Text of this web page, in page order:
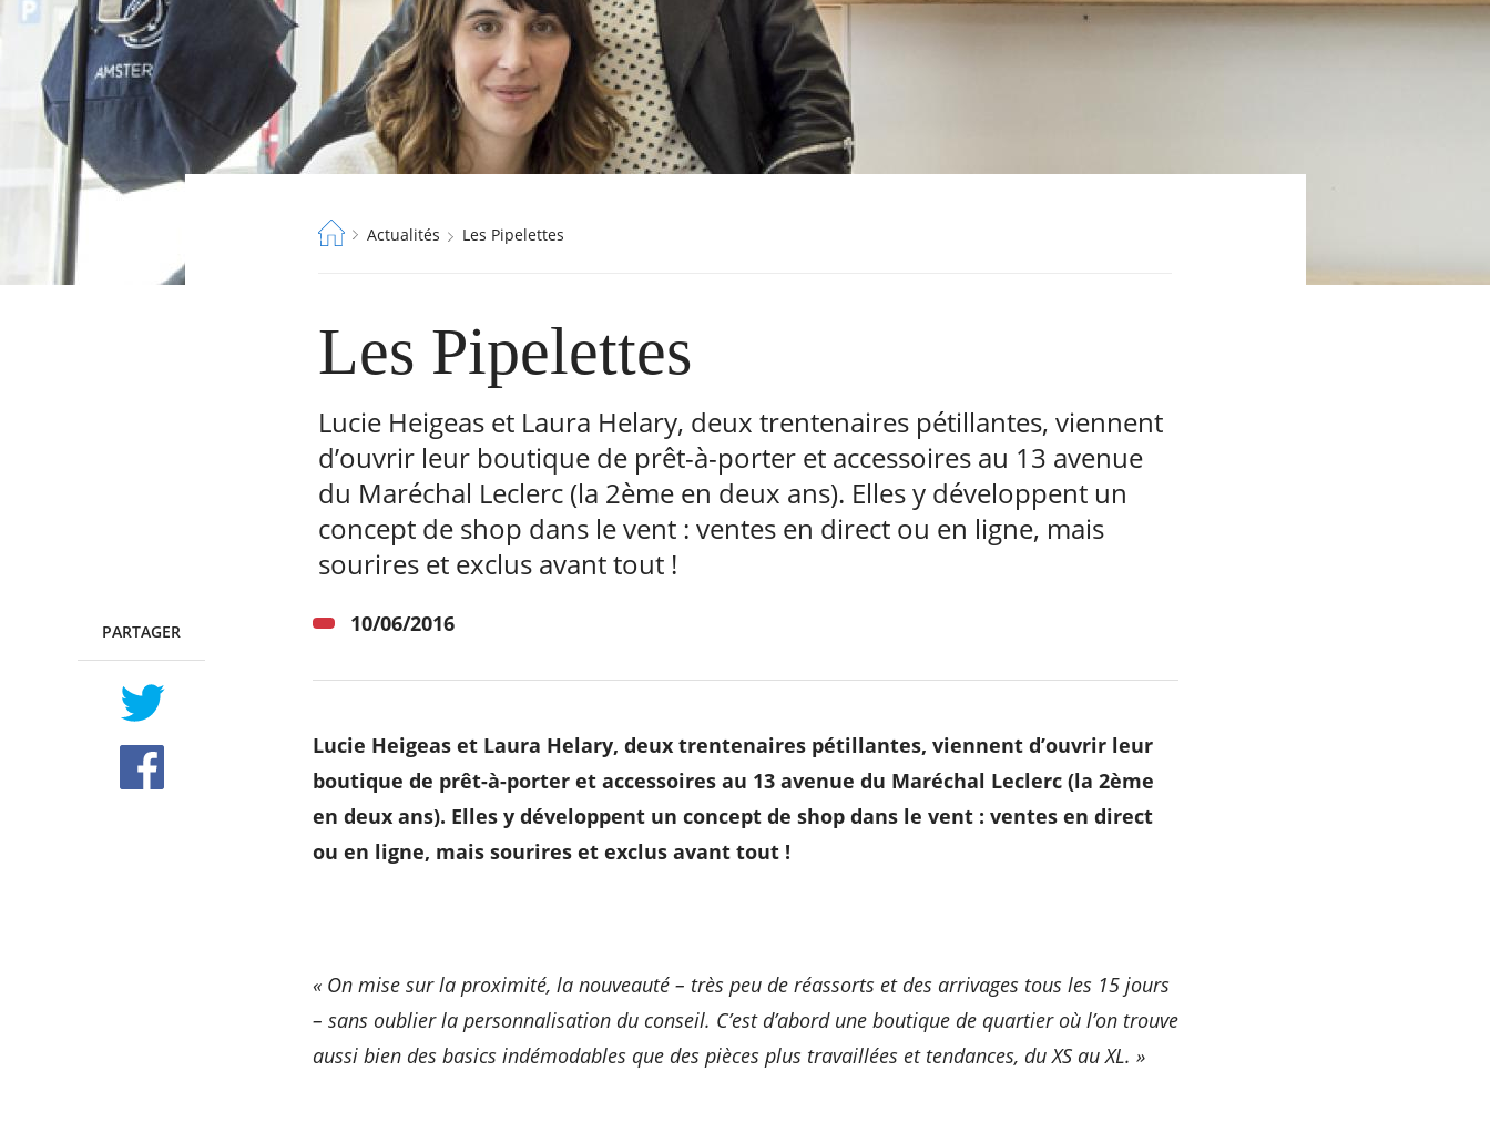
Fil
Actualités Les Pipelettes
Les Pipelettes
Lucie Heigeas et Laura Helary, deux trentenaires pétillantes, viennent
d’ouvrir leur boutique de prêt-à-porter et accessoires au 13 avenue
du Maréchal Leclerc (la 2ème en deux ans). Elles y développent un
concept de shop dans le vent : ventes en direct ou en ligne, mais
sourires et exclus avant tout !
PARTAGER
TWITTER
FACEBOOK
10/06/2016
Lucie Heigeas et Laura Helary, deux trentenaires pétillantes, viennent d’ouvrir leur
boutique de prêt-à-porter et accessoires au 13 avenue du Maréchal Leclerc (la 2ème
en deux ans). Elles y développent un concept de shop dans le vent : ventes en direct
ou en ligne, mais sourires et exclus avant tout !
« On mise sur la proximité, la nouveauté – très peu de réassorts et des arrivages tous les 15 jours
– sans oublier la personnalisation du conseil. C’est d’abord une boutique de quartier où l’on trouve
aussi bien des basics indémodables que des pièces plus travaillées et tendances, du XS au XL. »